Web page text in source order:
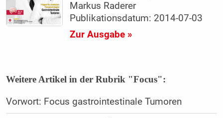
Markus Raderer
Publikationsdatum: 2014-07-03
Zur Ausgabe »
Weitere Artikel in der Rubrik "Focus":
Vorwort: Focus gastrointestinale Tumoren